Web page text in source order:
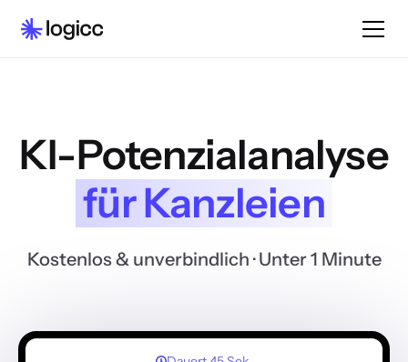
KI-Potenzialanalyse
für Kanzleien
Kostenlos & unverbindlich · Unter 1 Minute